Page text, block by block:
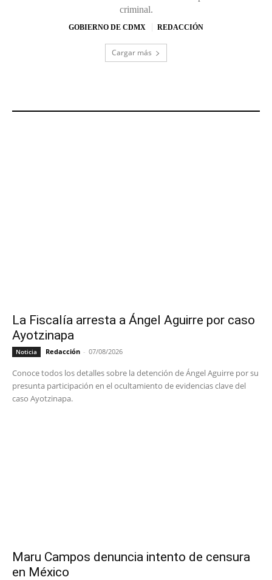
criminal.
GOBIERNO DE CDMX REDACCIÓN
Cargar más
La Fiscalía arresta a Ángel Aguirre por caso
Ayotzinapa
Noticia Redacción - 07/08/2026
Conoce todos los detalles sobre la detención de Ángel Aguirre por su
presunta participación en el ocultamiento de evidencias clave del
caso Ayotzinapa.
Maru Campos denuncia intento de censura
en México